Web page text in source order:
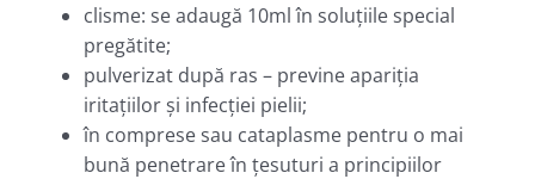
clisme: se adaugă 10ml în soluţiile special
pregătite;
pulverizat după ras – previne apariţia
iritaţiilor şi infecţiei pielii;
în comprese sau cataplasme pentru o mai
bună penetrare în ţesuturi a principiilor